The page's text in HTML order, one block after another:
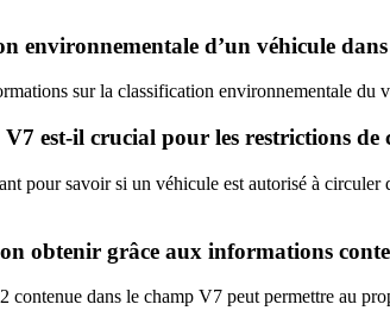
environnementale d’un véhicule
sur la classification environnementale du
est-il crucial pour les restrictions de
pour savoir si un véhicule est autorisé à circuler
obtenir grâce aux informations
contenue dans le champ V7 peut permettre au